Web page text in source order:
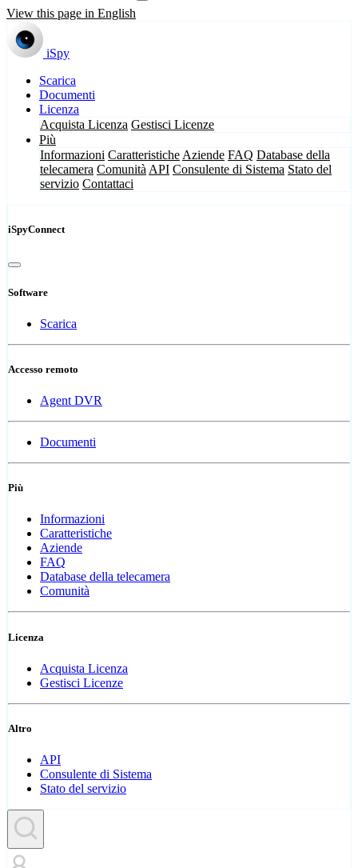
View this page in English
iSpy
Scarica
Documenti
Licenza
Acquista Licenza Gestisci Licenze
Più
Informazioni Caratteristiche Aziende FAQ Database della
telecamera Comunità API Consulente di Sistema Stato del
servizio Contattaci
iSpyConnect
Software
Scarica
Accesso remoto
Agent DVR
Documenti
Più
Informazioni
Caratteristiche
Aziende
FAQ
Database della telecamera
Comunità
Licenza
Acquista Licenza
Gestisci Licenze
Altro
API
Consulente di Sistema
Stato del servizio